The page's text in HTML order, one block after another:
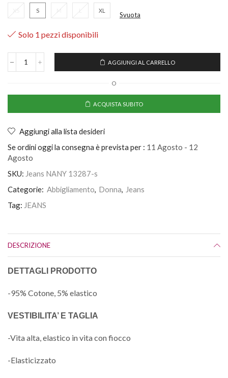
XS S M L XL Svuota
Solo 1 pezzi disponibili
AGGIUNGI AL CARRELLO
O
ACQUISTA SUBITO
Aggiungi alla lista desideri
Se ordini oggi la consegna è prevista per : 11 Agosto - 12
Agosto
SKU: Jeans NANY 13287-s
Categorie: Abbigliamento, Donna, Jeans
Tag: JEANS
DESCRIZIONE
DETTAGLI PRODOTTO
-95% Cotone, 5% elastico
VESTIBILITA’ E TAGLIA
-Vita alta, elastico in vita con fiocco
-Elasticizzato